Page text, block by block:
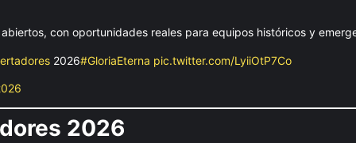
con oportunidades reales para equipos históricos y
2026#GloriaEterna pic.twitter.com/LyiiOtP7Co
2026